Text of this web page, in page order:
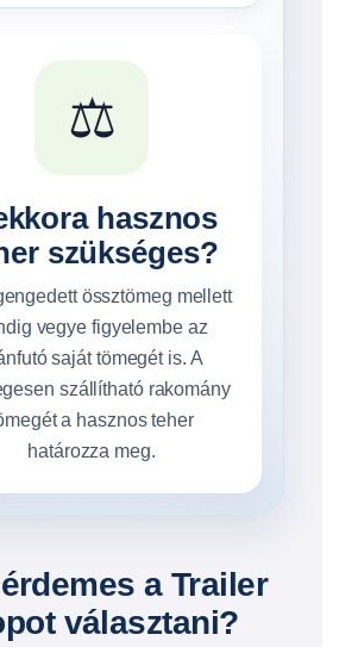
⚖️
hasznos
szükséges?
össztömeg mellett
vegye figyelembe az
saját tömegét is. A
szállítható rakomány
a hasznos teher
határozza meg.
a Trailer
választani?